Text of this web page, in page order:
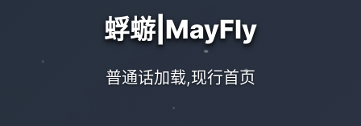
蜉蝣|MayFly
普通话加载,现行首页